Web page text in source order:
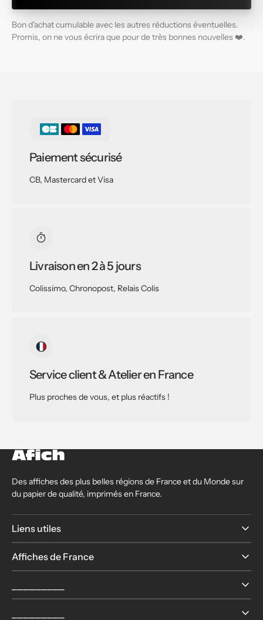
Bon d'achat cumulable avec les autres réductions éventuelles.
Promis, on ne vous écrira que pour de très bonnes nouvelles ❤️.
Paiement sécurisé
CB, Mastercard et Visa
Livraison en 2 à 5 jours
Colissimo, Chronopost, Relais Colis
Service client & Atelier en France
Plus proches de vous, et plus réactifs !
Des affiches des plus belles régions de France et du Monde sur
du papier de qualité, imprimés en France.
Liens utiles
Affiches de France